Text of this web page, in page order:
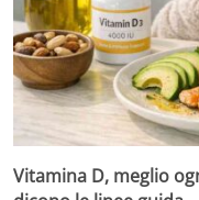
Vitamina D, meglio